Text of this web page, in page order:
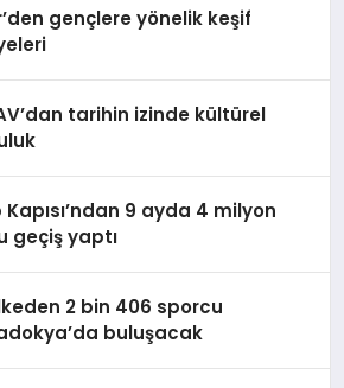
gençlere yönelik keşif
tarihin izinde kültürel
Kapısı’ndan 9 ayda 4 milyon
geçiş yaptı
2 bin 406 sporcu
buluşacak